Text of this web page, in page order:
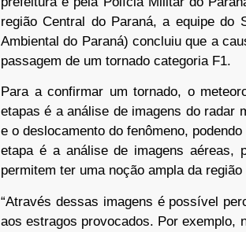
região Central do Paraná, a equipe do
Ambiental do Paraná) concluiu que a
passagem de um tornado categoria F1.
Para a confirmar um tornado, o
etapas é a análise de imagens do radar
e o deslocamento do fenômeno,
etapa é a análise de imagens aéreas,
permitem ter uma noção ampla da
“Através dessas imagens é possível
aos estragos provocados. Por exemplo,